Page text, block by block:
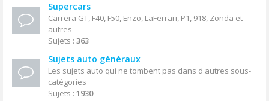
Supercars
Carrera GT, F40, F50, Enzo, LaFerrari, P1, 918, Zonda et
autres
Sujets : 363
Sujets auto généraux
Les sujets auto qui ne tombent pas dans d'autres sous-
catégories
Sujets : 1930